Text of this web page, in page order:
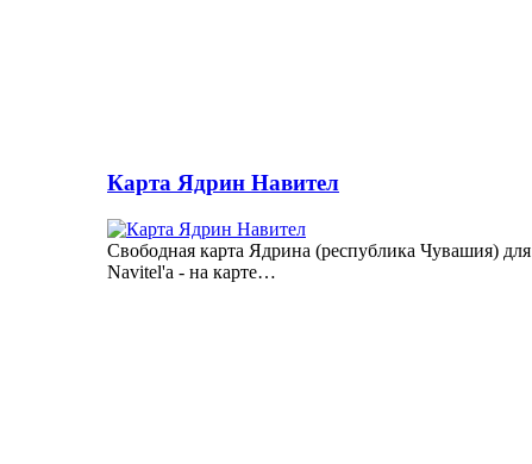
Карта Ядрин Навител
Свободная карта Ядрина (республика Чувашия) для
Navitel'а - на карте…